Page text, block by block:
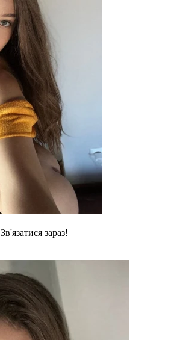
Зв'язатися зараз!